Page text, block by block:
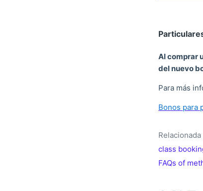
Al comprar
del nuevo
Para más
Bonos para
Relacionada
class
FAQs of